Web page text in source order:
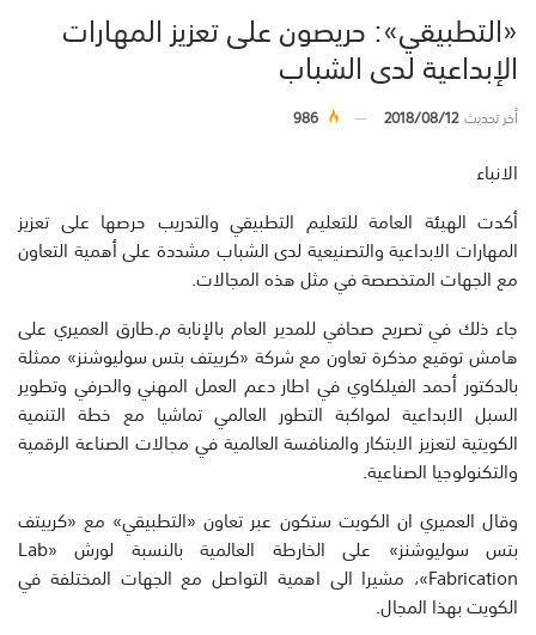
«التطبيقي»: حريصون على تعزيز المهارات
الإبداعية لدى الشباب
أخر تحديث2018/08/12
986
الانباء
أكدت الهيئة العامة للتعليم التطبيقي والتدريب حرصها على تعزيز
المهارات الابداعية والتصنيعية لدى الشباب مشددة على أهمية التعاون
مع الجهات المتخصصة في مثل هذه المجالات.
جاء ذلك في تصريح صحافي للمدير العام بالإنابة م.طارق العميري على
هامش توقيع مذكرة تعاون مع شركة «كرييتف بتس سوليوشنز» ممثلة
بالدكتور أحمد الفيلكاوي في اطار دعم العمل المهني والحرفي وتطوير
السبل الابداعية لمواكبة التطور العالمي تماشيا مع خطة التنمية
الكويتية لتعزيز الابتكار والمنافسة العالمية في مجالات الصناعة الرقمية
والتكنولوجيا الصناعية.
وقال العميري ان الكويت ستكون عبر تعاون «التطبيقي» مع «كرييتف
بتس سوليوشنز» على الخارطة العالمية بالنسبة لورش «Lab
Fabrication»، مشيرا الى اهمية التواصل مع الجهات المختلفة في
الكويت بهذا المجال.